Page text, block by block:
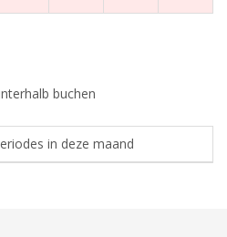
buchen
in deze maand